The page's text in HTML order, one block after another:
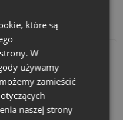
z weluru i poczuj
które są
W
używamy
zamieścić
naszej strony